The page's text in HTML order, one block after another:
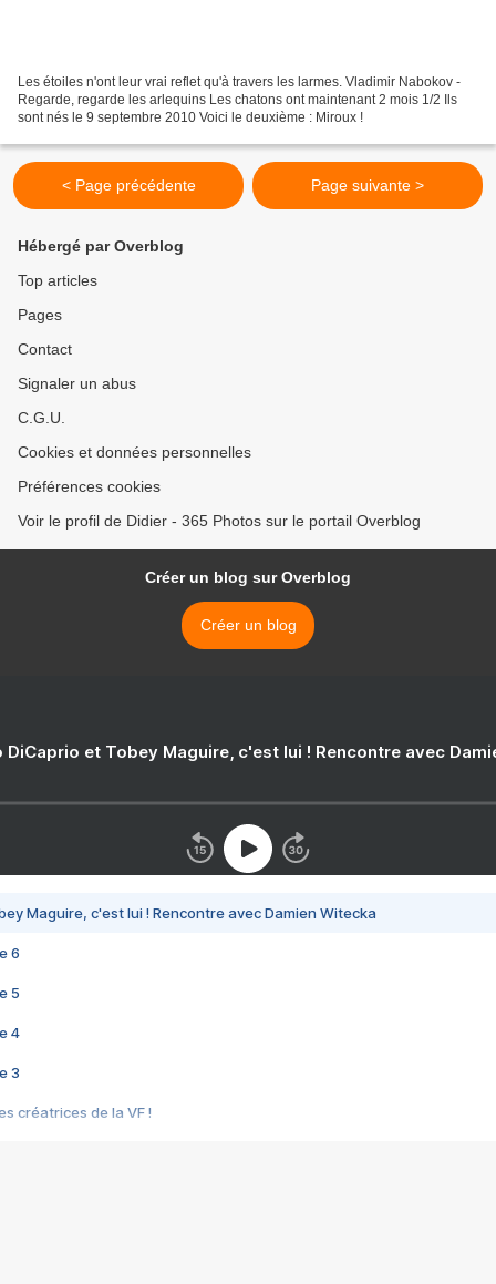
Les étoiles n'ont leur vrai reflet qu'à travers les larmes. Vladimir Nabokov -
Regarde, regarde les arlequins Les chatons ont maintenant 2 mois 1/2 Ils
sont nés le 9 septembre 2010 Voici le deuxième : Miroux !
< Page précédente Page suivante >
Hébergé par Overblog
Top articles
Pages
Contact
Signaler un abus
C.G.U.
Cookies et données personnelles
Préférences cookies
Voir le profil de Didier - 365 Photos sur le portail Overblog
Créer un blog sur Overblog
Créer un blog
DiCaprio et Tobey Maguire, c'est lui ! Rencontre avec
Maguire, c'est lui ! Rencontre avec Damien Witecka
6
5
4
3
créatrices de la VF !